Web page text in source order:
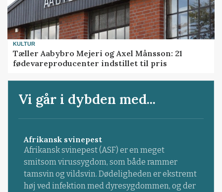
KULTUR
Tæller Aabybro Mejeri og Axel Månsson: 21
fødevareproducenter indstillet til pris
Vi går i dybden med...
Afrikansk svinepest
Afrikansk svinepest (ASF) er en meget
smitsom virussygdom, som både rammer
tamsvin og vildsvin. Dødeligheden er ekstremt
høj ved infektion med dyresygdommen, og der